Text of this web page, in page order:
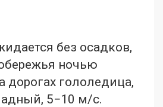
без осадков,
ночью
дорогах гололедица,
5−10 м/с.